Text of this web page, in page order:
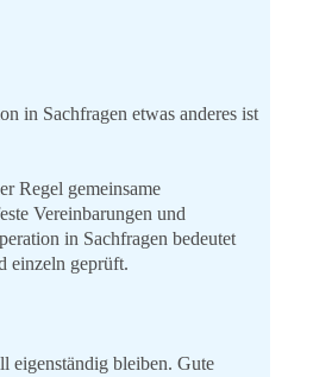
in Sachfragen etwas anderes ist
Regel gemeinsame
Vereinbarungen und
in Sachfragen bedeutet
einzeln geprüft.
eigenständig bleiben. Gute